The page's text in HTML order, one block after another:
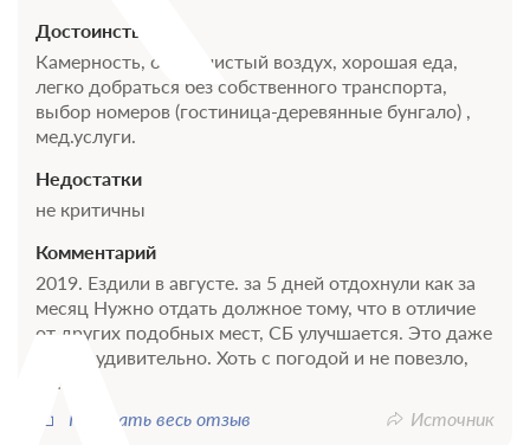
Достоинства
Камерность, очень чистый воздух, хорошая еда,
легко добраться без собственного транспорта,
выбор номеров (гостиница-деревянные бунгало) ,
мед.услуги.
Недостатки
не критичны
Комментарий
2019. Ездили в августе. за 5 дней отдохнули как за
месяц Нужно отдать должное тому, что в отличие
от других подобных мест, СБ улучшается. Это даже
как-то удивительно. Хоть с погодой и не повезло,
но...
Показать весь отзыв
Источник